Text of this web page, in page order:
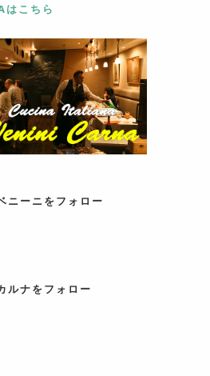
こちら
ニーニをフォロー
ルナをフォロー